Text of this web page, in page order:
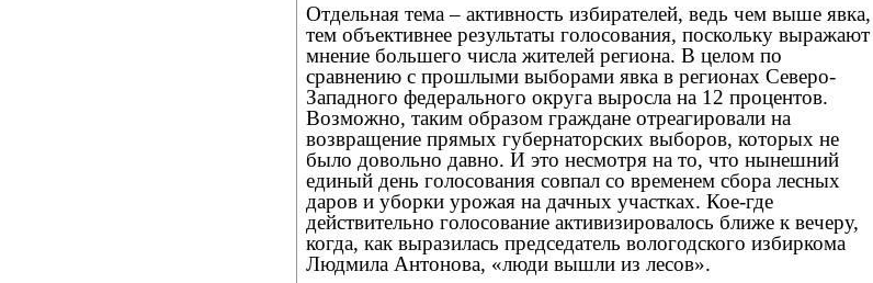
Отдельная тема – активность избирателей, ведь чем выше явка,
тем объективнее результаты голосования, поскольку выражают
мнение большего числа жителей региона. В целом по
сравнению с прошлыми выборами явка в регионах Северо-
Западного федерального округа выросла на 12 процентов.
Возможно, таким образом граждане отреагировали на
возвращение прямых губернаторских выборов, которых не
было довольно давно. И это несмотря на то, что нынешний
единый день голосования совпал со временем сбора лесных
даров и уборки урожая на дачных участках. Кое-где
действительно голосование активизировалось ближе к вечеру,
когда, как выразилась председатель вологодского избиркома
Людмила Антонова, «люди вышли из лесов».